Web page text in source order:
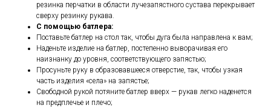
резинка перчатки в области лучезапястного сустава перекрывает
сверху резинку рукава.
С помощью батлера:
Поставьте батлер на стол так, чтобы дуга была направлена к вам;
Наденьте изделие на батлер, постепенно выворачивая его
наизнанку до уровня, соответствующего запястью;
Просуньте руку в образовавшееся отверстие, так, чтобы узкая
часть изделия «села» на запястье;
Свободной рукой потяните батлер вверх — рукав легко наденется
на предплечье и плечо;